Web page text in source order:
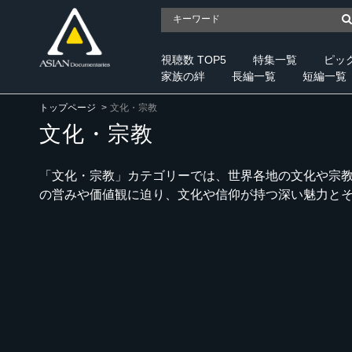
視聴数 TOP5 特集一覧
ピッ
家族の絆
長編一覧 短編一覧
トップページ 文化・宗教
文化・宗教
「文化・宗教」カテゴリーでは、世界各地の文化や
の営みや価値観に迫り、文化や信仰が持つ深い魅力と